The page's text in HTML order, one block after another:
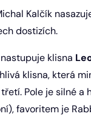
Kalčík
dostizích.
nastupuje klisna
klisna, která
Pole je silné a
favoritem je